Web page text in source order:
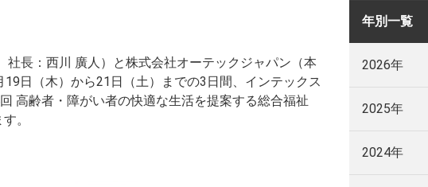
長：西川 廣人）と株式会社オーテックジャパン（本
日（木）から21日（土）までの3日間、インテックス
高齢者・障がい者の快適な生活を提案する総合福祉
。
年別一覧
2026年
2025年
2024年